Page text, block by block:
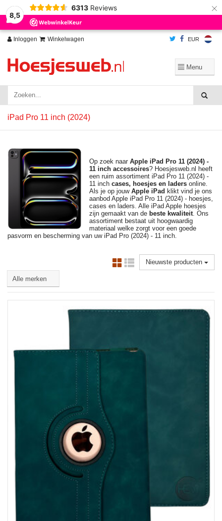
8,5
6313 Reviews ×
Inloggen Winkelwagen EUR
iPad Pro 11 inch (2024)
Op zoek naar Apple iPad Pro 11 (2024) -
11 inch accessoires? Hoesjesweb.nl heeft
een ruim assortiment iPad Pro 11 (2024) -
11 inch cases, hoesjes en laders online.
Als je op jouw Apple iPad klikt vind je ons
aanbod Apple iPad Pro 11 (2024) - hoesjes,
cases en laders. Alle iPad Apple hoesjes
zijn gemaakt van de beste kwaliteit. Ons
assortiment bestaat uit hoogwaardig
materiaal welke zorgt voor een goede
pasvorm en bescherming van uw iPad Pro (2024) - 11 inch.
Nieuwste producten
Wij slaan cookies op om onze website te verbeteren. Is dat akkoord?
Ja
Nee